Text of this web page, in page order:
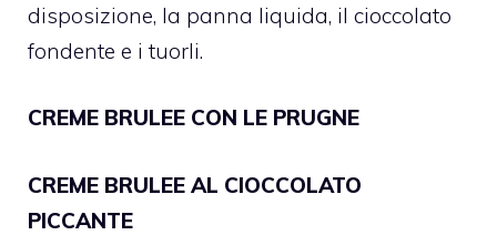
disposizione, la panna liquida, il cioccolato
fondente e i tuorli.
CREME BRULEE CON LE PRUGNE
CREME BRULEE AL CIOCCOLATO
PICCANTE